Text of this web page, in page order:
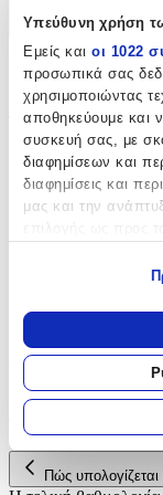
Υπεύθυνη χρήση
Εμείς και οι 1022
προσωπικά σας
χρησιμοποιώντας
αποθηκεύουμε και
συσκευή σας, με
διαφημίσεων και
διαφημίσεις και
μας και την
Να
σας τοποθεσία,
απόσταση
Να
για
Μάθετε
προσωπικών σας
στηνενότητα
+
Τύπος:
Μπρελόκ
με Led :
Όχι
Αξιολογήσεις
Προς το παρόν δεν
προστεθούν, θα
Πώς